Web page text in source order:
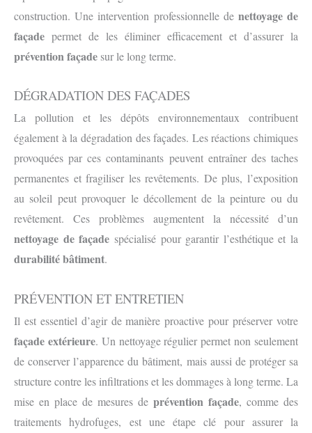
construction. Une intervention professionnelle de nettoyage de
façade permet de les éliminer efficacement et d’assurer la
prévention façade sur le long terme.
DÉGRADATION DES FAÇADES
La pollution et les dépôts environnementaux contribuent
également à la dégradation des façades. Les réactions chimiques
provoquées par ces contaminants peuvent entraîner des taches
permanentes et fragiliser les revêtements. De plus, l’exposition
au soleil peut provoquer le décollement de la peinture ou du
revêtement. Ces problèmes augmentent la nécessité d’un
nettoyage de façade spécialisé pour garantir l’esthétique et la
durabilité bâtiment.
PRÉVENTION ET ENTRETIEN
Il est essentiel d’agir de manière proactive pour préserver votre
façade extérieure. Un nettoyage régulier permet non seulement
de conserver l’apparence du bâtiment, mais aussi de protéger sa
structure contre les infiltrations et les dommages à long terme. La
mise en place de mesures de prévention façade, comme des
traitements hydrofuges, est une étape clé pour assurer la